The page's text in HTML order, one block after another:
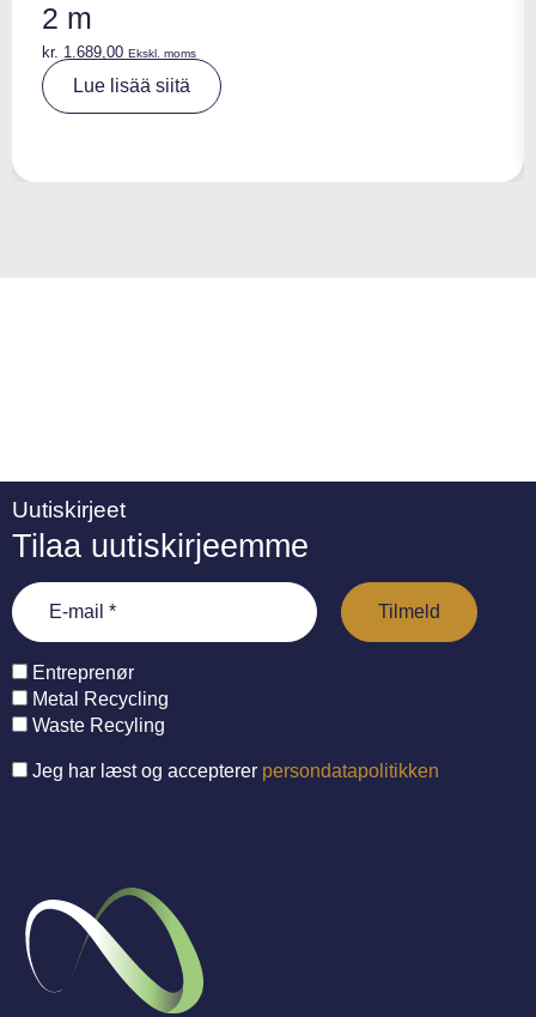
2 m
kr. 1.689,00 Ekskl. moms
Lue lisää siitä
Uutiskirjeet
Tilaa uutiskirjeemme
Entreprenør
Metal Recycling
Waste Recyling
Jeg har læst og accepterer persondatapolitikken